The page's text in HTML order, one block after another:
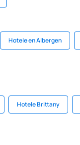
Hotele en Albergen
Hotele Brittany